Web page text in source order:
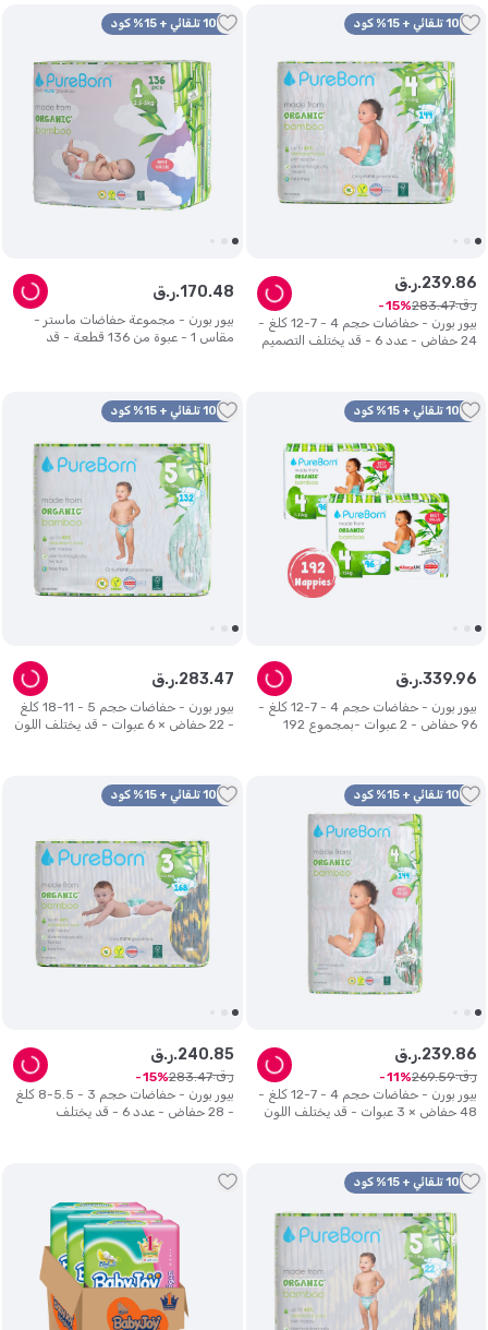
10% تلقائي + 15% كود
بيور بورن - حفاضات حجم 4 - 7-12 كلغ -
24 حفاض - عدد 6 - قد يختلف التصميم
ر.ق.239.86
ر.ق. 283.47
15
10% تلقائي + 15% كود
بيور بورن - مجموعة حفاضات ماستر -
مقاس 1 - عبوة من 136 قطعة - قد
ر.ق.170.48
10% تلقائي + 15% كود
بيور بورن - حفاضات حجم 4 - 7-12 كلغ -
96 حفاض - 2 عبوات -بمجموع 192
ر.ق.339.96
10% تلقائي + 15% كود
بيور بورن - حفاضات حجم 5 - 11-18 كلغ
- 22 حفاض × 6 عبوات - قد يختلف اللون
ر.ق.283.47
10% تلقائي + 15% كود
بيور بورن - حفاضات حجم 4 - 7-12 كلغ -
48 حفاض × 3 عبوات - قد يختلف اللون
ر.ق.239.86
ر.ق. 269.59
11
10% تلقائي + 15% كود
بيور بورن - حفاضات حجم 3 - 5.5-8 كلغ
- 28 حفاض - عدد 6 - قد يختلف
ر.ق.240.85
ر.ق. 283.47
15
10% تلقائي + 15% كود